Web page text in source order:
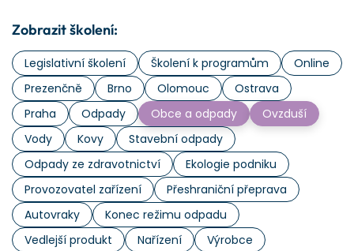
Zobrazit školení:
Legislativní školení Školení k programům
Online
Prezenčně
Brno Olomouc
Ostrava
Praha
Odpady Obce a odpady
Ovzduší
Vody
Kovy
Stavební odpady
Odpady ze zdravotnictví
Ekologie podniku
Provozovatel zařízení
Přeshraniční přeprava
Autovraky
Konec režimu odpadu
Vedlejší produkt
Nařízení
Výrobce